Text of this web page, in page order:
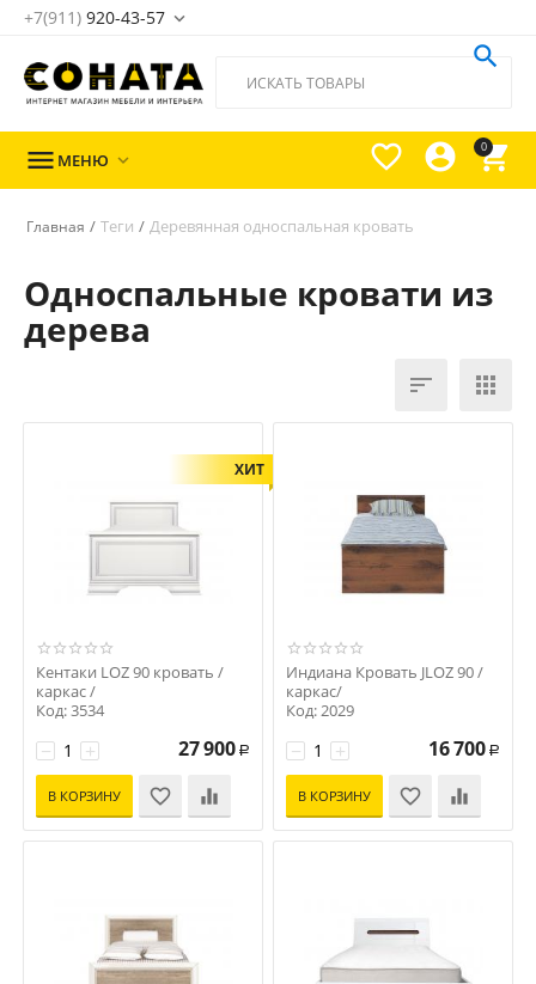
+7(911) 920-43-57 
0




 МЕНЮ 
Главная / Теги / Деревянная односпальная кровать
Односпальные кровати из
дерева
 
ХИТ
Кентаки LOZ 90 кровать /
каркас /
Код: 3534
+
− 27 900 Р
В КОРЗИНУ
Индиана Кровать JLOZ 90 /
каркас/
Код: 2029
+
− 16 700 Р
В КОРЗИНУ